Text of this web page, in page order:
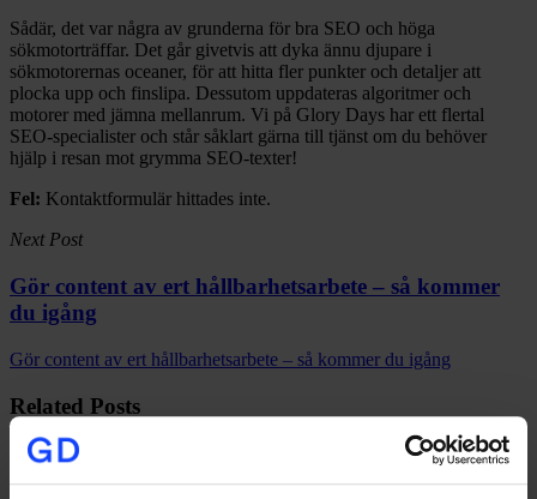
Sådär, det var några av grunderna för bra SEO och höga
sökmotorträffar. Det går givetvis att dyka ännu djupare i
sökmotorernas oceaner, för att hitta fler punkter och detaljer att
plocka upp och finslipa. Dessutom uppdateras algoritmer och
motorer med jämna mellanrum. Vi på Glory Days har ett flertal
SEO-specialister och står såklart gärna till tjänst om du behöver
hjälp i resan mot grymma SEO-texter!
Fel: Kontaktformulär hittades inte.
Next Post
Gör content av ert hållbarhetsarbete – så kommer
du igång
Gör content av ert hållbarhetsarbete – så kommer du igång
Related Posts